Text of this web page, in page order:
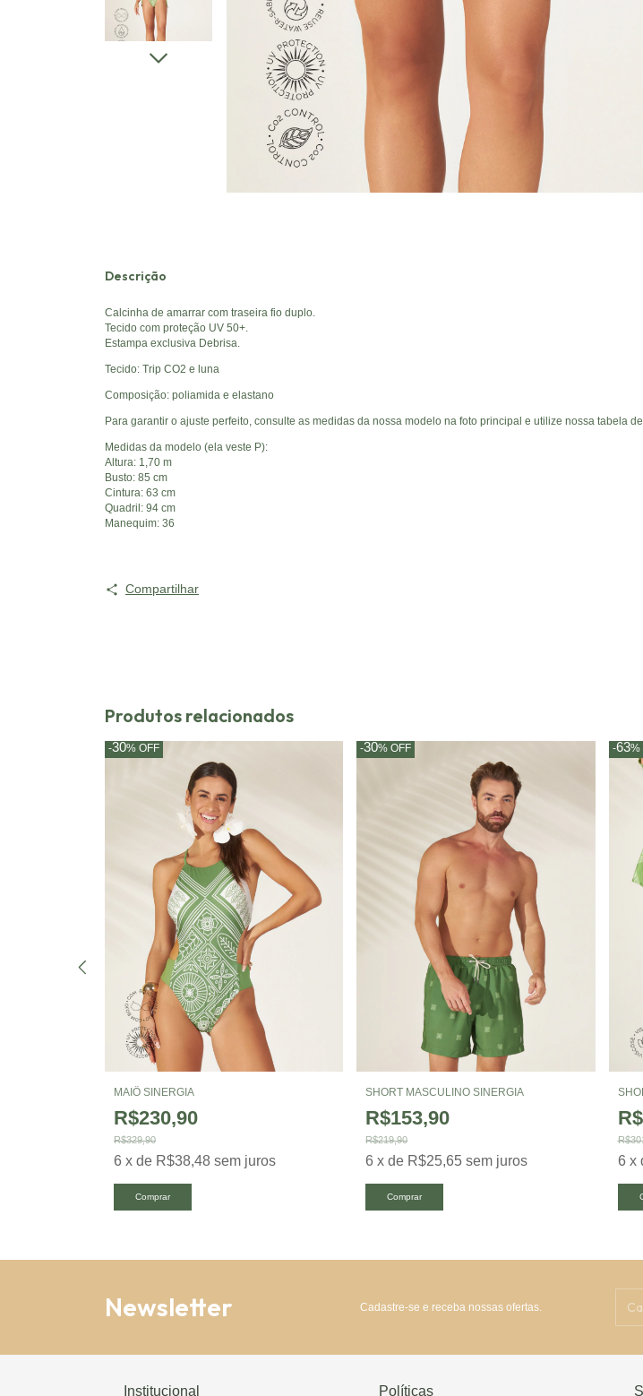
Descrição
Calcinha de amarrar com traseira fio duplo.
Tecido com proteção UV 50+.
Estampa exclusiva Debrisa.
Tecido: Trip CO2 e luna
Composição: poliamida e elastano
Para garantir o ajuste perfeito, consulte as medidas da nossa modelo na foto principal e utilize nossa tabela
Medidas da modelo (ela veste P):
Altura: 1,70 m
Busto: 85 cm
Cintura: 63 cm
Quadril: 94 cm
Manequim: 36
Compartilhar
Produtos relacionados
MAIÔ SINERGIA
R$230,90
-30% OFF
R$329,90
6 x de R$38,48 sem juros
Comprar
SHORT MASCULINO SINERGIA
R$153,90
-30%OFF
R$219,90
6 xde R$25,65 sem juros
Comprar
-63%
6 x
Newsletter Cadastre-se e receba nossas ofertas.
Institucional Políticas